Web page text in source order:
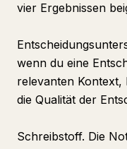
vier Ergebnissen
wenn du eine
relevanten Kontext,
die Qualität der
Schreibstoff. Die